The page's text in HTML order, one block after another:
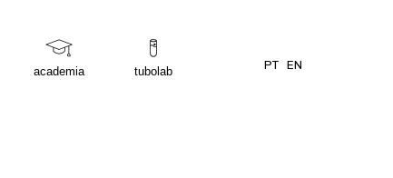
academia tubolab PT EN